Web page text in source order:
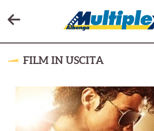
FILM IN USCITA